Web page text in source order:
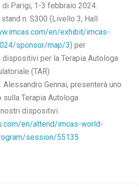
Parigi, 1-3 febbraio 2024.
n. S300 (Livello 3, Hall
en/exhibit/imcas-
sponsor/map/3) per
per la Terapia Autologa
(TAR).
Gennai, presenterà uno
Terapia Autologa
dispositivi.
en/attend/imcas-world-
session/55135